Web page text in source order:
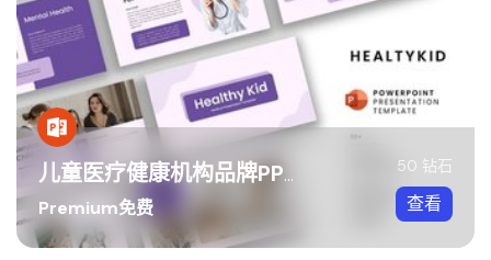
儿童医疗健康机构品牌PPT模板
Premium免费
50 钻石
查看